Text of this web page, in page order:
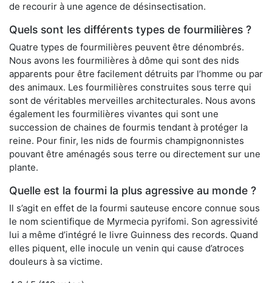
de recourir à une agence de désinsectisation.
Quels sont les différents types de fourmilières ?
Quatre types de fourmilières peuvent être dénombrés.
Nous avons les fourmilières à dôme qui sont des nids
apparents pour être facilement détruits par l’homme ou par
des animaux. Les fourmilières construites sous terre qui
sont de véritables merveilles architecturales. Nous avons
également les fourmilières vivantes qui sont une
succession de chaines de fourmis tendant à protéger la
reine. Pour finir, les nids de fourmis champignonnistes
pouvant être aménagés sous terre ou directement sur une
plante.
Quelle est la fourmi la plus agressive au monde ?
Il s’agit en effet de la fourmi sauteuse encore connue sous
le nom scientifique de Myrmecia pyrifomi. Son agressivité
lui a même d’intégré le livre Guinness des records. Quand
elles piquent, elle inocule un venin qui cause d’atroces
douleurs à sa victime.